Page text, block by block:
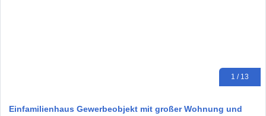
1 / 13
Einfamilienhaus Gewerbeobjekt mit großer Wohnung und